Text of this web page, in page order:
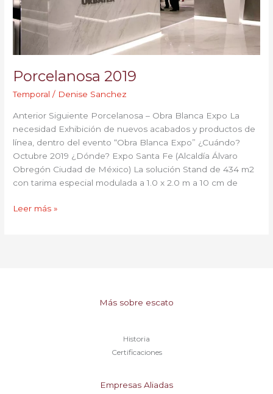
Porcelanosa 2019
Temporal / Denise Sanchez
Anterior Siguiente Porcelanosa – Obra Blanca Expo La
necesidad Exhibición de nuevos acabados y productos de
línea, dentro del evento “Obra Blanca Expo” ¿Cuándo?
Octubre 2019 ¿Dónde? Expo Santa Fe (Alcaldía Álvaro
Obregón Ciudad de México) La solución Stand de 434 m2
con tarima especial modulada a 1.0 x 2.0 m a 10 cm de
Leer más »
Más sobre escato
Historia
Certificaciones
Empresas Aliadas